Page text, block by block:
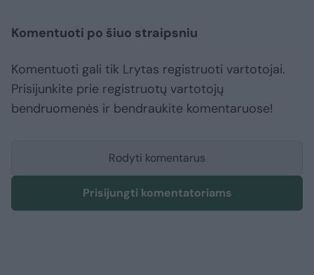
Komentuoti po šiuo straipsniu
Komentuoti gali tik Lrytas registruoti vartotojai.
Prisijunkite prie registruotų vartotojų
bendruomenės ir bendraukite komentaruose!
Rodyti komentarus
Prisijungti komentatoriams